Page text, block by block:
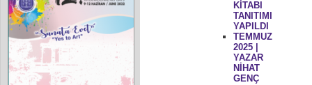
KİTABI
TANITIMI
YAPILDI
TEMMUZ
2025 |
YAZAR
NİHAT
GENÇ